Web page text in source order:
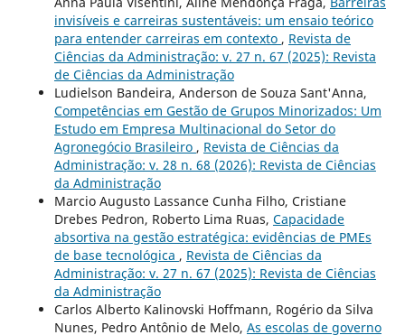
invisíveis e carreiras sustentáveis: um ensaio teórico
para entender carreiras em contexto , Revista de
Ciências da Administração: v. 27 n. 67 (2025): Revista
de Ciências da Administração
Ludielson Bandeira, Anderson de Souza Sant'Anna,
Competências em Gestão de Grupos Minorizados: Um
Estudo em Empresa Multinacional do Setor do
Agronegócio Brasileiro , Revista de Ciências da
Administração: v. 28 n. 68 (2026): Revista de Ciências
da Administração
Marcio Augusto Lassance Cunha Filho, Cristiane
Drebes Pedron, Roberto Lima Ruas, Capacidade
absortiva na gestão estratégica: evidências de PMEs
de base tecnológica , Revista de Ciências da
Administração: v. 27 n. 67 (2025): Revista de Ciências
da Administração
Carlos Alberto Kalinovski Hoffmann, Rogério da Silva
Nunes, Pedro Antônio de Melo, As escolas de governo